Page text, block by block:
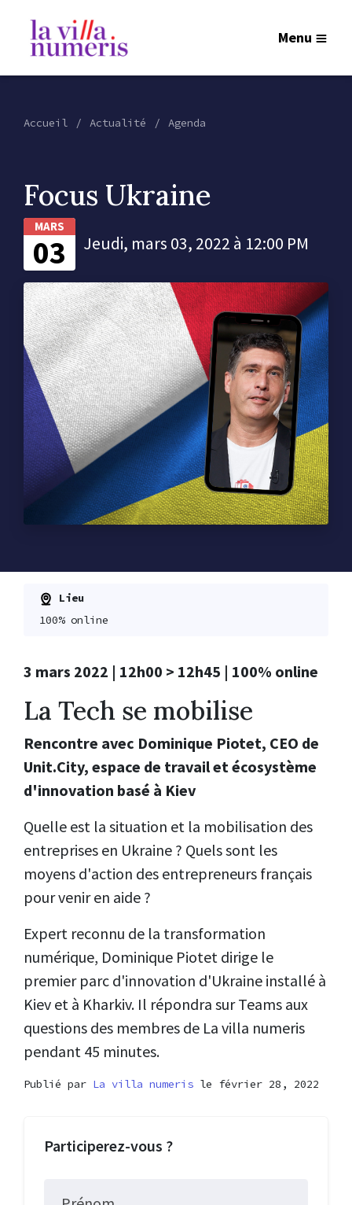
Menu
Accueil Actualité Agenda
Focus Ukraine
MARS
03 Jeudi, mars 03, 2022 à 12:00 PM
Lieu
100% online
3 mars 2022 | 12h00 > 12h45 | 100% online
La Tech se mobilise
Rencontre avec Dominique Piotet, CEO de
Unit.City, espace de travail et écosystème
d'innovation basé à Kiev
Quelle est la situation et la mobilisation des
entreprises en Ukraine ? Quels sont les
moyens d'action des entrepreneurs français
pour venir en aide ?
Expert reconnu de la transformation
numérique, Dominique Piotet dirige le
premier parc d'innovation d'Ukraine installé à
Kiev et à Kharkiv. Il répondra sur Teams aux
questions des membres de La villa numeris
pendant 45 minutes.
Publié par La villa numeris le février 28, 2022
Participerez-vous ?